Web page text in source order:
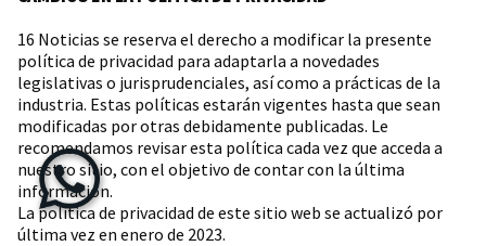
16 Noticias se reserva el derecho a modificar la presente
política de privacidad para adaptarla a novedades
legislativas o jurisprudenciales, así como a prácticas de la
industria. Estas políticas estarán vigentes hasta que sean
modificadas por otras debidamente publicadas. Le
recomendamos revisar esta política cada vez que acceda a
nuestro sitio, con el objetivo de contar con la última
información.
La política de privacidad de este sitio web se actualizó por
última vez en enero de 2023.